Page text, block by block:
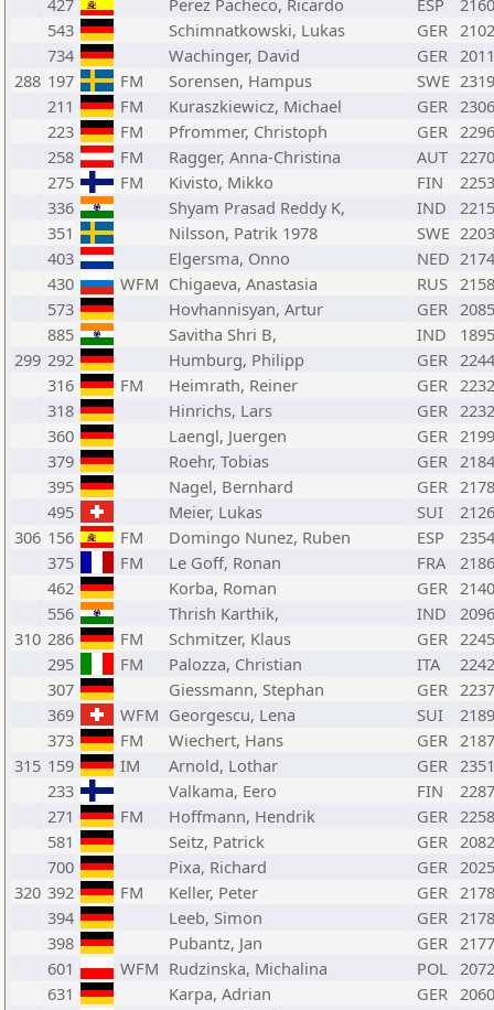
427 Perez Pacheco, Ricardo ESP
2160
543
Schimnatkowski, Lukas GER 2102
734
Wachinger, David GER 2011
288 197 FM Sorensen, Hampus SWE 2319
211
FM Kuraszkiewicz, Michael GER 2306
223
FM Pfrommer, Christoph GER 2296
258
FM Ragger, Anna-Christina AUT 2270
275
FM Kivisto, Mikko FIN
2253
336
Shyam Prasad Reddy K, IND
2215
351
Nilsson, Patrik 1978 SWE 2203
403
Elgersma, Onno NED 2174
430
WFM Chigaeva, Anastasia RUS 2158
573
Hovhannisyan, Artur GER 2085
885
Savitha Shri B, IND
1895
299 292 Humburg, Philipp GER 2244
316
FM Heimrath, Reiner GER 2232
318
Hinrichs, Lars GER 2232
360
Laengl, Juergen GER 2199
379
Roehr, Tobias GER 2184
395
Nagel, Bernhard GER 2178
495
Meier, Lukas SUI
2126
306 156 FM Domingo Nunez, Ruben ESP
2354
375
FM Le Goff, Ronan FRA
2186
462
Korba, Roman GER 2140
556
Thrish Karthik, IND
2096
310 286 FM Schmitzer, Klaus GER 2245
295
FM Palozza, Christian ITA
2242
307
Giessmann, Stephan GER 2237
369
WFM Georgescu, Lena SUI
2189
373
FM Wiechert, Hans GER 2187
315 159 IM Arnold, Lothar GER 2351
233
Valkama, Eero FIN
2287
271
FM Hoffmann, Hendrik GER 2258
581
Seitz, Patrick GER 2082
700
Pixa, Richard GER 2025
320 392 FM Keller, Peter GER 2178
394
Leeb, Simon GER 2178
398
Pubantz, Jan GER 2177
601
WFM Rudzinska, Michalina POL 2072
631
Karpa, Adrian GER 2060